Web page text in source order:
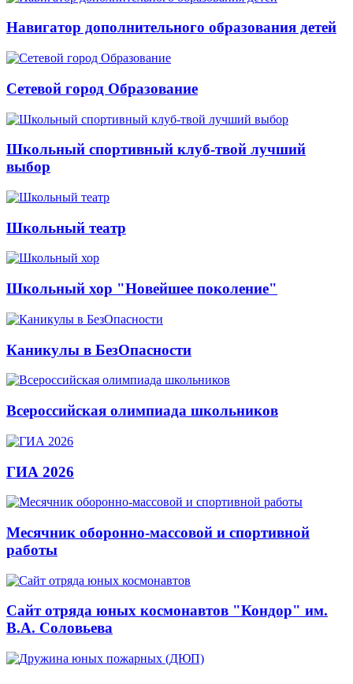
Навигатор дополнительного образования детей
Сетевой город Образование
Школьный спортивный клуб-твой лучший
выбор
Школьный театр
Школьный хор "Новейшее поколение"
Каникулы в БезОпасности
Всероссийская олимпиада школьников
ГИА 2026
Месячник оборонно-массовой и спортивной
работы
Сайт отряда юных космонавтов "Кондор" им.
В.А. Соловьева